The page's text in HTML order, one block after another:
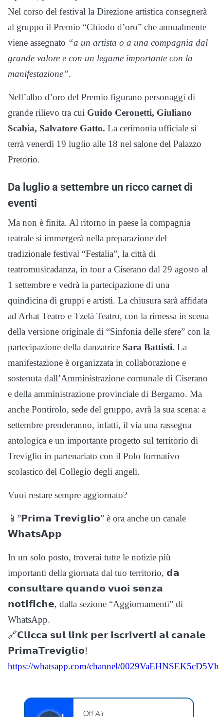
Nel corso del festival la Direzione artistica consegnerà
al gruppo il Premio “Chiodo d’oro” che annualmente
viene assegnato “a un artista o a una compagnia dal
grande valore e con un legame importante con la
manifestazione”.
Nell’albo d’oro del Premio figurano personaggi di
grande rilievo tra cui Guido Ceronetti, Giuliano
Scabia, Salvatore Gatto. La cerimonia ufficiale si
terrà venerdì 19 luglio alle 18 nel salone del Palazzo
Pretorio.
Da luglio a settembre un ricco carnet di
eventi
Ma non è finita. Al ritorno in paese la compagnia
teatrale si immergerà nella preparazione del
tradizionale festival “Festalia”, la città di
teatromusicadanza, in tour a Ciserano dal 29 agosto al
1 settembre e vedrà la partecipazione di una
quindicina di gruppi e artisti. La chiusura sarà affidata
ad Arhat Teatro e Tzelà Teatro, con la rimessa in scena
della versione originale di “Sinfonia delle sfere” con la
partecipazione della danzatrice Sara Battisti. La
manifestazione è organizzata in collaborazione e
sostenuta dall’Amministrazione comunale di Ciserano
e della amministrazione provinciale di Bergamo. Ma
anche Pontirolo, sede del gruppo, avrà la sua scena: a
settembre prenderanno, infatti, il via una rassegna
antologica e un importante progetto sul territorio di
Treviglio in partenariato con il Polo formativo
scolastico del Collegio degli angeli.
Vuoi restare sempre aggiornato?
📱”𝗣𝗿𝗶𝗺𝗮 𝗧𝗿𝗲𝘃𝗶𝗴𝗹𝗶𝗼” è ora anche un canale
𝗪𝗵𝗮𝘁𝘀𝗔𝗽𝗽
In un solo posto, troverai tutte le notizie più
importanti della giornata dal tuo territorio, 𝗱𝗮
𝗰𝗼𝗻𝘀𝘂𝗹𝘁𝗮𝗿𝗲 𝗾𝘂𝗮𝗻𝗱𝗼 𝘃𝘂𝗼𝗶 𝘀𝗲𝗻𝘇𝗮
𝗻𝗼𝘁𝗶𝗳𝗶𝗰𝗵𝗲, dalla sezione “Aggiornamenti” di
WhatsApp.
🔗𝗖𝗹𝗶𝗰𝗰𝗮 𝘀𝘂𝗹 𝗹𝗶𝗻𝗸 𝗽𝗲𝗿 𝗶𝘀𝗰𝗿𝗶𝘃𝗲𝗿𝘁𝗶 𝗮𝗹 𝗰𝗮𝗻𝗮𝗹𝗲
𝗣𝗿𝗶𝗺𝗮𝗧𝗿𝗲𝘃𝗶𝗴𝗹𝗶𝗼!
https://whatsapp.com/channel/